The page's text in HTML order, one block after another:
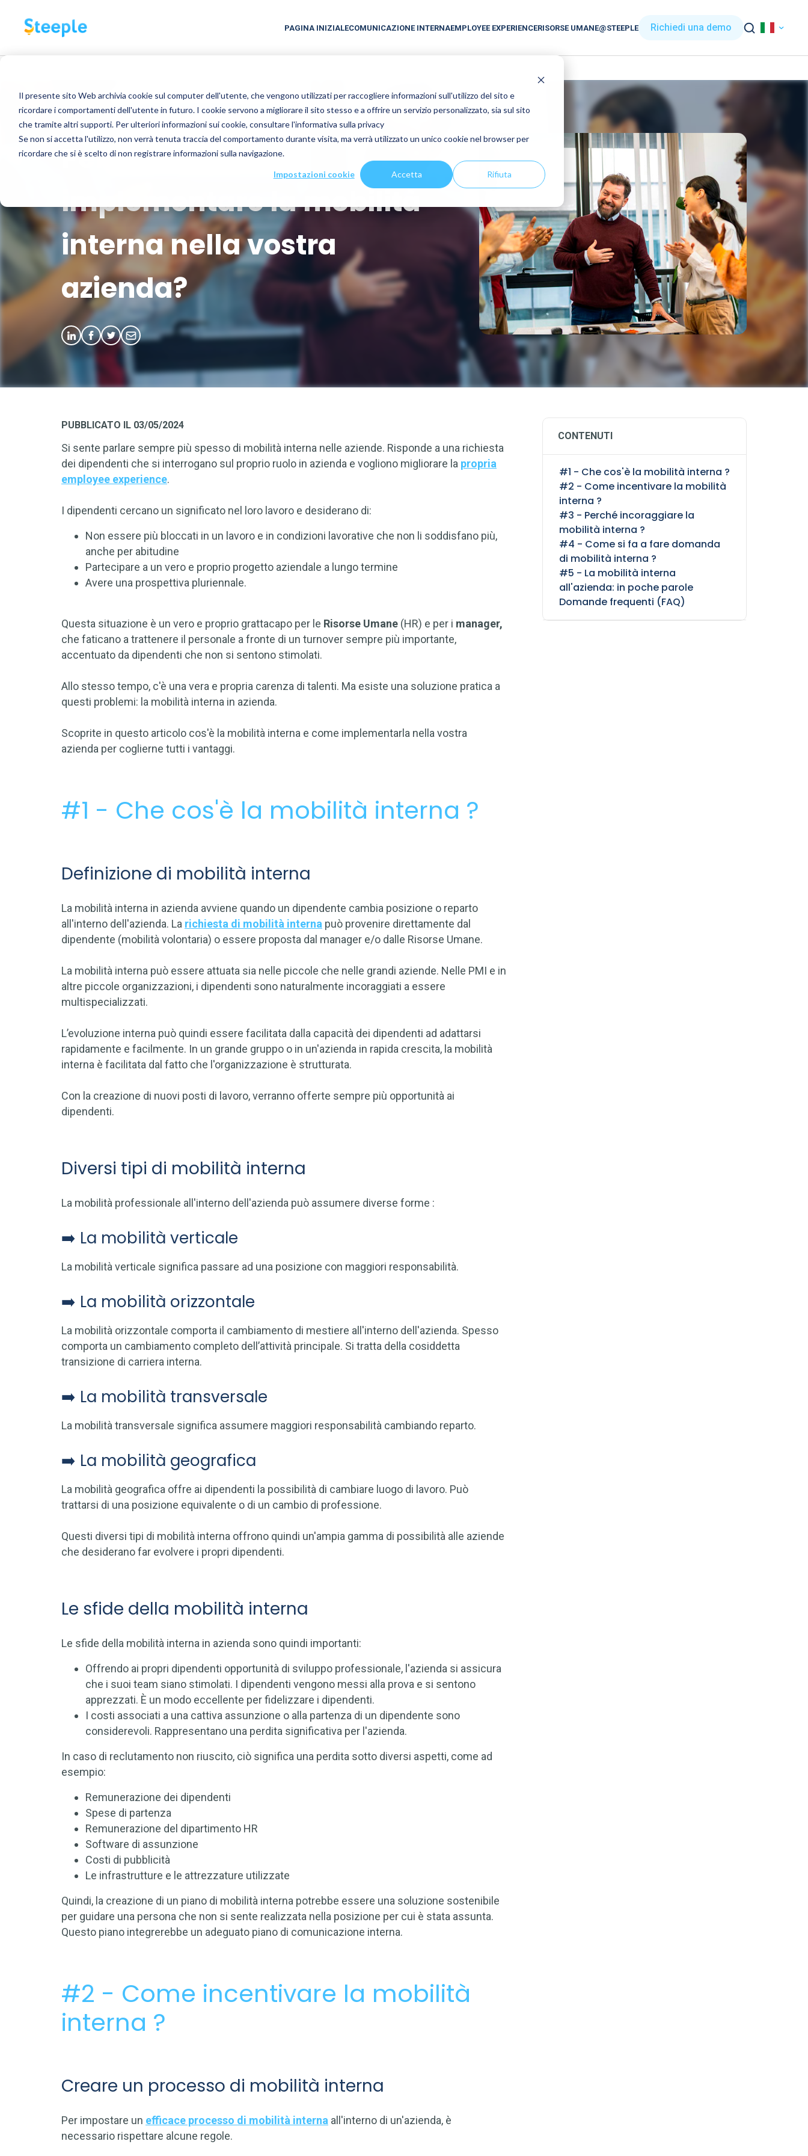
Il presente sito Web archivia cookie sul computer dell'utente, che vengono utilizzati per raccogliere informazioni sull'utilizzo del sito e
ricordare i comportamenti dell'utente in futuro. I cookie servono a migliorare il sito stesso e a offrire un servizio personalizzato, sia sul sito
che tramite altri supporti. Per ulteriori informazioni sui cookie, consultare l'informativa sulla privacy
Se non si accetta l'utilizzo, non verrà tenuta traccia del comportamento durante visita, ma verrà utilizzato un unico cookie nel browser per
ricordare che si è scelto di non registrare informazioni sulla navigazione.
Impostazioni cookie Accetta Rifiuta
PAGINA INIZIALECOMUNICAZIONE INTERNAEMPLOYEE EXPERIENCERISORSE UMANE@STEEPLE Richiedi una demo
Perché e come
implementare la mobilità
interna nella vostra
azienda?
PUBBLICATO IL 03/05/2024
Si sente parlare sempre più spesso di mobilità interna nelle aziende. Risponde a una richiesta
dei dipendenti che si interrogano sul proprio ruolo in azienda e vogliono migliorare la propria
employee experience.
I dipendenti cercano un significato nel loro lavoro e desiderano di:
Non essere più bloccati in un lavoro e in condizioni lavorative che non li soddisfano più,
anche per abitudine
Partecipare a un vero e proprio progetto aziendale a lungo termine
Avere una prospettiva pluriennale.
Questa situazione è un vero e proprio grattacapo per le Risorse Umane (HR) e per i manager,
che faticano a trattenere il personale a fronte di un turnover sempre più importante,
accentuato da dipendenti che non si sentono stimolati.
Allo stesso tempo, c'è una vera e propria carenza di talenti. Ma esiste una soluzione pratica a
questi problemi: la mobilità interna in azienda.
Scoprite in questo articolo cos'è la mobilità interna e come implementarla nella vostra
azienda per coglierne tutti i vantaggi.
#1 - Che cos'è la mobilità interna ?
Definizione di mobilità interna
La mobilità interna in azienda avviene quando un dipendente cambia posizione o reparto
all'interno dell'azienda. La richiesta di mobilità interna può provenire direttamente dal
dipendente (mobilità volontaria) o essere proposta dal manager e/o dalle Risorse Umane.
La mobilità interna può essere attuata sia nelle piccole che nelle grandi aziende. Nelle PMI e in
altre piccole organizzazioni, i dipendenti sono naturalmente incoraggiati a essere
multispecializzati.
L’evoluzione interna può quindi essere facilitata dalla capacità dei dipendenti ad adattarsi
rapidamente e facilmente. In un grande gruppo o in un'azienda in rapida crescita, la mobilità
interna è facilitata dal fatto che l'organizzazione è strutturata.
Con la creazione di nuovi posti di lavoro, verranno offerte sempre più opportunità ai
dipendenti.
Diversi tipi di mobilità interna
La mobilità professionale all'interno dell'azienda può assumere diverse forme :
➡️ La mobilità verticale
La mobilità verticale significa passare ad una posizione con maggiori responsabilità.
➡️ La mobilità orizzontale
La mobilità orizzontale comporta il cambiamento di mestiere all'interno dell'azienda. Spesso
comporta un cambiamento completo dell’attività principale. Si tratta della cosiddetta
transizione di carriera interna.
➡️ La mobilità transversale
La mobilità transversale significa assumere maggiori responsabilità cambiando reparto.
➡️ La mobilità geografica
La mobilità geografica offre ai dipendenti la possibilità di cambiare luogo di lavoro. Può
trattarsi di una posizione equivalente o di un cambio di professione.
Questi diversi tipi di mobilità interna offrono quindi un'ampia gamma di possibilità alle aziende
che desiderano far evolvere i propri dipendenti.
Le sfide della mobilità interna
Le sfide della mobilità interna in azienda sono quindi importanti:
Offrendo ai propri dipendenti opportunità di sviluppo professionale, l'azienda si assicura
che i suoi team siano stimolati. I dipendenti vengono messi alla prova e si sentono
apprezzati. È un modo eccellente per fidelizzare i dipendenti.
I costi associati a una cattiva assunzione o alla partenza di un dipendente sono
considerevoli. Rappresentano una perdita significativa per l'azienda.
In caso di reclutamento non riuscito, ciò significa una perdita sotto diversi aspetti, come ad
esempio:
Remunerazione dei dipendenti
Spese di partenza
Remunerazione del dipartimento HR
Software di assunzione
Costi di pubblicità
Le infrastrutture e le attrezzature utilizzate
Quindi, la creazione di un piano di mobilità interna potrebbe essere una soluzione sostenibile
per guidare una persona che non si sente realizzata nella posizione per cui è stata assunta.
Questo piano integrerebbe un adeguato piano di comunicazione interna.
#2 - Come incentivare la mobilità
interna ?
Creare un processo di mobilità interna
Per impostare un efficace processo di mobilità interna all'interno di un'azienda, è
necessario rispettare alcune regole.
CONTENUTI
#1 - Che cos'è la mobilità interna ?
#2 - Come incentivare la mobilità
interna ?
#3 - Perché incoraggiare la
mobilità interna ?
#4 - Come si fa a fare domanda
di mobilità interna ?
#5 - La mobilità interna
all'azienda: in poche parole
Domande frequenti (FAQ)